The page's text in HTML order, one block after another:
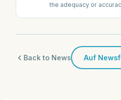
the adequacy or
Back to News Auf